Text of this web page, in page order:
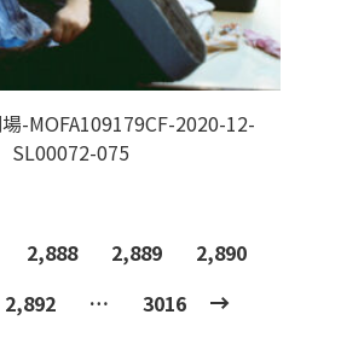
-MOFA109179CF-2020-12-
SL00072-075
2,888 2,889
2,890
2,892 … 3016